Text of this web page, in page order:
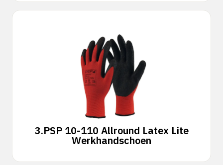
3.PSP 10-110 Allround Latex Lite
Werkhandschoen